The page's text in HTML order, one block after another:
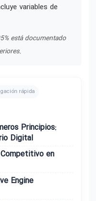
variables de
está documentado
rápida
Principios:
Digital
en
Engine